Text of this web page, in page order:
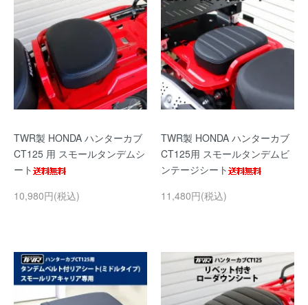
TWR製 HONDA ハンターカブ
CT125 用 スモールタンデムシ
ート
10,980円(税込)
TWR製 HONDA ハンターカブ
CT125用 スモールタンデムビ
ンテージシート
11,480円(税込)